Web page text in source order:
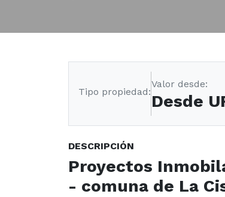
Tipo propiedad:
Valor desde:
Desde
DESCRIPCIÓN
Proyectos
- comuna de La